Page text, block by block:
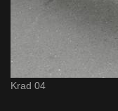
Krad 04